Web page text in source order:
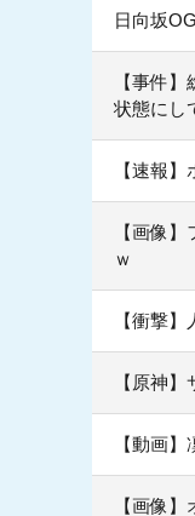
日向坂
【事件
状態にし
【速報
【画像
ｗ
【衝撃
【原神
【動画
【画像